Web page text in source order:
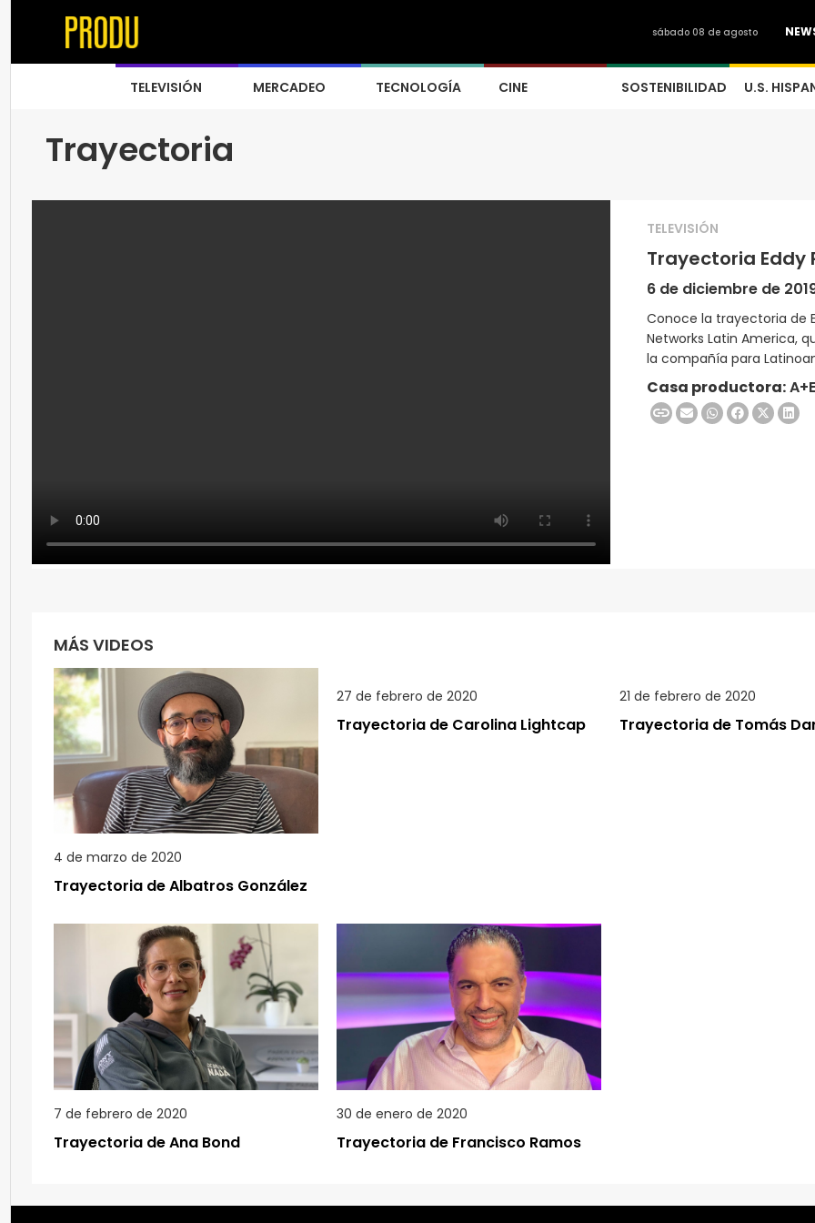
sábado 08 de agosto
TELEVISIÓN MERCADEO TECNOLOGÍA CINE SOSTENIBILIDAD U.S.
Trayectoria
TELEVISIÓN
Trayectoria Eddy
6 de diciembre de
Conoce la trayectoria de
Networks Latin America,
la compañía para
Casa productora:
MÁS VIDEOS
4 de marzo de 2020
Trayectoria de Albatros González
27 de febrero de 2020
Trayectoria de Carolina Lightcap
21 de febrero de 2020
Trayectoria de Tomás
7 de febrero de 2020
Trayectoria de Ana Bond
30 de enero de 2020
Trayectoria de Francisco Ramos